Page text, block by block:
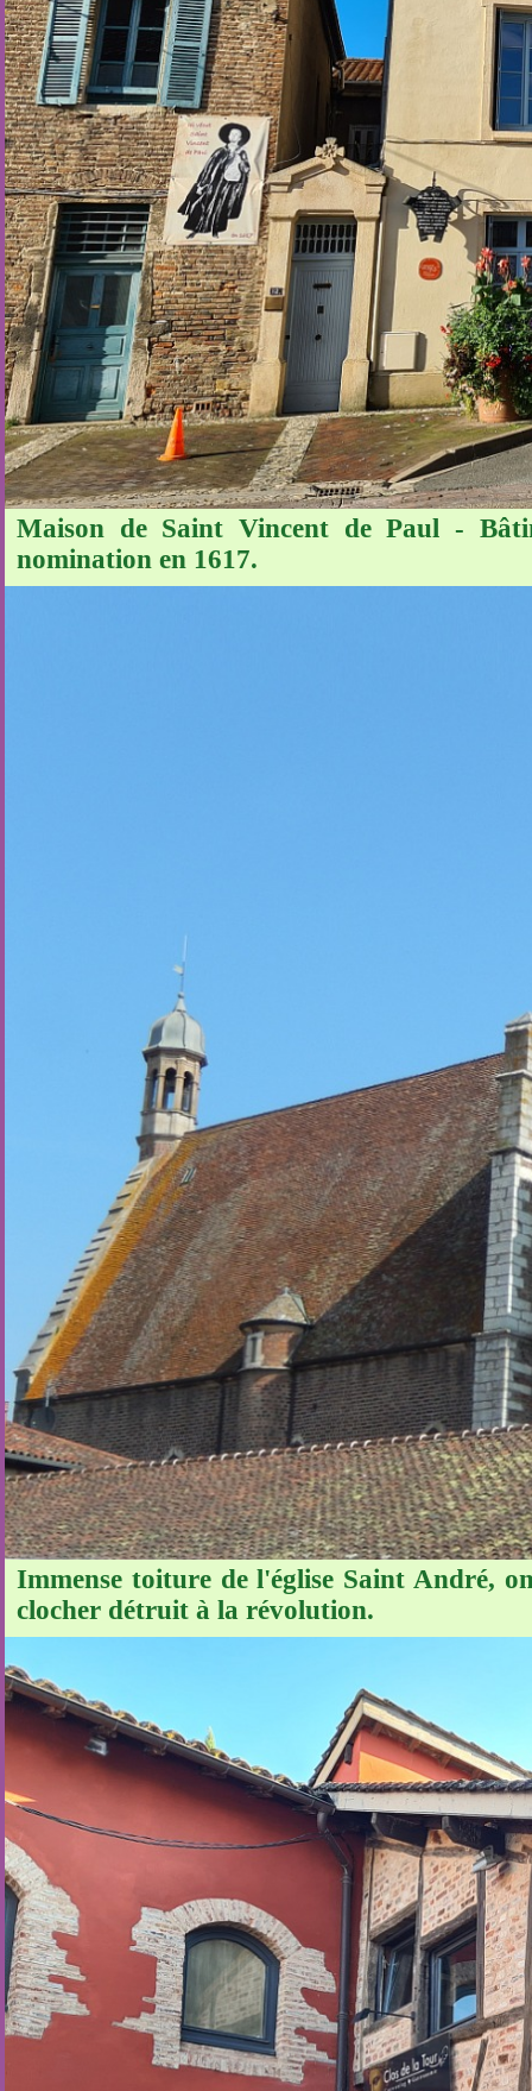
Maison de Saint Vincent de Paul -
nomination en 1617.
Immense toiture de l'église Saint André,
clocher détruit à la révolution.